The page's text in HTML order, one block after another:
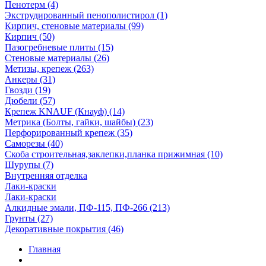
Пенотерм (4)
Экструдированный пенополистирол (1)
Кирпич, стеновые материалы (99)
Кирпич (50)
Пазогребневые плиты (15)
Стеновые материалы (26)
Метизы, крепеж (263)
Анкеры (31)
Гвозди (19)
Дюбели (57)
Крепеж KNAUF (Кнауф) (14)
Метрика (Болты, гайки, шайбы) (23)
Перфорированный крепеж (35)
Саморезы (40)
Скоба строительная,заклепки,планка прижимная (10)
Шурупы (7)
Внутренняя отделка
Лаки-краски
Лаки-краски
Алкидные эмали, ПФ-115, ПФ-266 (213)
Грунты (27)
Декоративные покрытия (46)
Главная